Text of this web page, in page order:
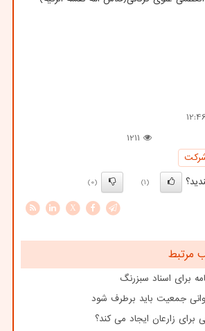
1211
(1)
(0)
X
مرتبط
برای اسناد سبزرنگ
جمعیت باید برطرف شود
زارعان ایجاد می کند؟